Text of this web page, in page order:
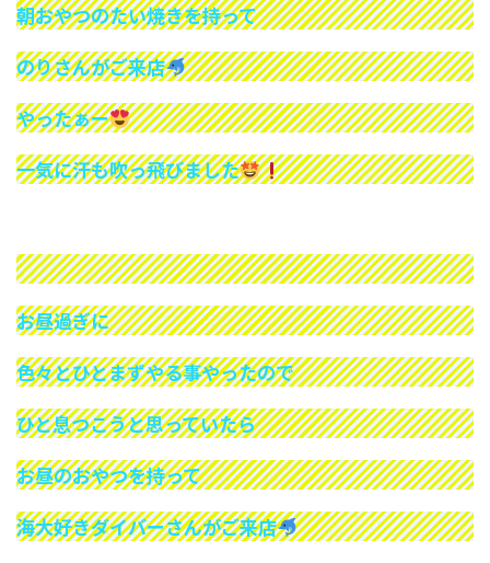
朝おやつのたい焼きを持って
のりさんがご来店
やったぁー
一気に汗も吹っ飛びました
お昼過ぎに
色々とひとまずやる事やったので
ひと息つこうと思っていたら
お昼のおやつを持って
海大好きダイバーさんがご来店